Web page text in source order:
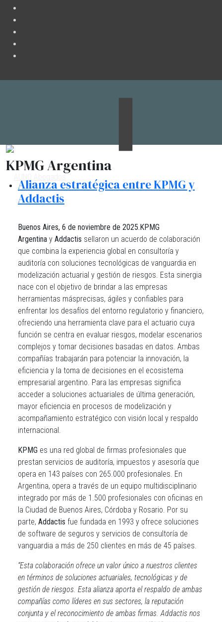
KPMG Argentina
Alianza estratégica entre KPMG y
Addactis
Buenos Aires, 6 de noviembre de 2025.KPMG
Argentina y Addactis sellaron un acuerdo de colaboración
que combina la experiencia global en consultoría y
auditoría con soluciones tecnológicas de vanguardia en
modelización actuarial y gestión de riesgos. Esta sinergia
nace con el objetivo de brindar a las empresas
herramientas másprecisas, ágiles y confiables para
enfrentar los desafíos del entorno regulatorio y financiero,
ofreciendo una herramienta clave para el actuario cuya
función se centra en evaluar riesgos, modelar escenarios
complejos y tomar decisiones basadas en datos. Ambas
compañías trabajarán para potenciar la innovación, la
eficiencia y la toma de decisiones en el ecosistema
empresarial argentino. Para las empresas significa
acceder a soluciones actuariales de última generación,
mayor eficiencia en procesos de modelización y
acompañamiento estratégico con visión local y respaldo
internacional.
KPMG es una red global de firmas profesionales que
prestan servicios de auditoría, impuestos y asesoría que
opera en 143 países con 265.000 profesionales. En
Argentina, opera a través de un equipo multidisciplinario
integrado por más de 1.500 profesionales con oficinas en
la Ciudad de Buenos Aires, Córdoba y Rosario. Por su
parte, Addactis fue fundada en 1993 y ofrece soluciones
de software de seguros y servicios de consultoría de
vanguardia a más de 250 clientes en más de 45 países.
“Esta colaboración ofrece un valor único a nuestros clientes
en términos de soluciones actuariales, tecnológicas y de
gestión de riesgos. Esta alianza aporta el respaldo de ambas
compañías como líderes en sus sectores, la reputación
conjunta y el reconocimiento de ambas firmas. Addactis nos